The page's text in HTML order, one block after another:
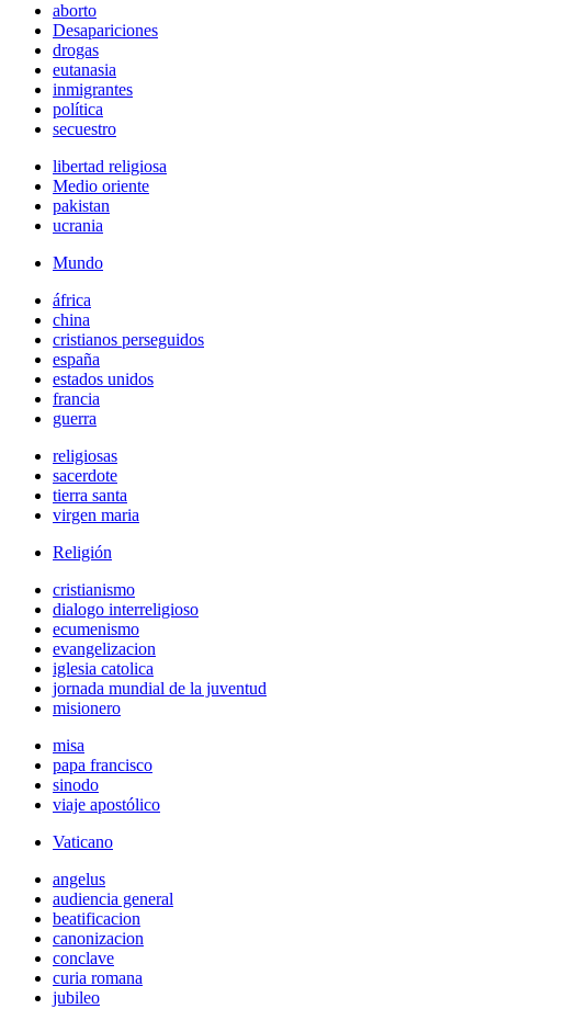
aborto
Desapariciones
drogas
eutanasia
inmigrantes
política
secuestro
libertad religiosa
Medio oriente
pakistan
ucrania
Mundo
áfrica
china
cristianos perseguidos
españa
estados unidos
francia
guerra
religiosas
sacerdote
tierra santa
virgen maria
Religión
cristianismo
dialogo interreligioso
ecumenismo
evangelizacion
iglesia catolica
jornada mundial de la juventud
misionero
misa
papa francisco
sinodo
viaje apostólico
Vaticano
angelus
audiencia general
beatificacion
canonizacion
conclave
curia romana
jubileo